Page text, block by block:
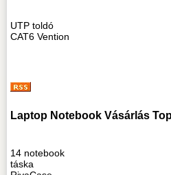
UTP toldó
CAT6 Vention
Laptop Notebook Vásárlás
14 notebook
táska